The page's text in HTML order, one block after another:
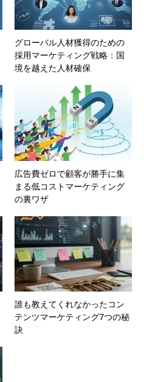
グローバル人材獲得のための
採用マーケティング戦略：国
境を越えた人材確保
広告費ゼロで顧客が勝手に集
まる低コストマーケティング
の裏ワザ
誰も教えてくれなかったコン
テンツマーケティング7つの秘
訣